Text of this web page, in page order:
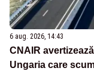
6 aug. 2026, 14:43
CNAIR
Ungaria care